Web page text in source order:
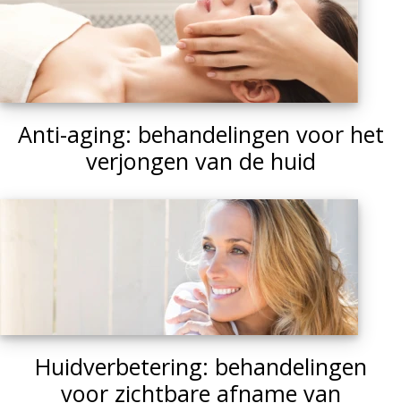
Anti-aging: behandelingen voor het
verjongen van de huid
Huidverbetering: behandelingen
voor zichtbare afname van